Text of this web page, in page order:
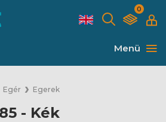
0
Menü
Egér Egerek
- Kék